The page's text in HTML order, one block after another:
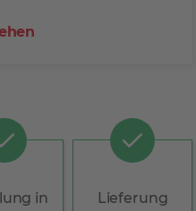
in
Lieferung